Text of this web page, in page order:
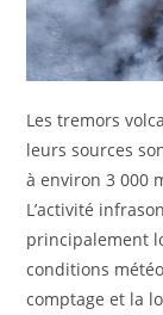
Les tremors
leurs sources
à environ 3 000
L’activité
principalement
conditions
comptage et la